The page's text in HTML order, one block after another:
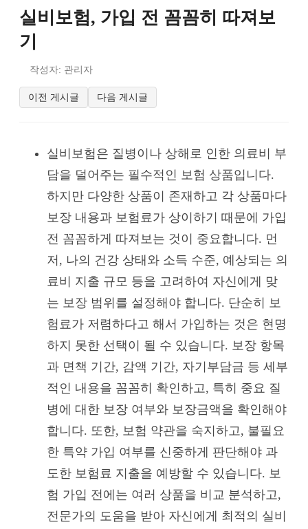
실비보험, 가입 전 꼼꼼히 따져보
기
작성자: 관리자
이전 게시글 다음 게시글
실비보험은 질병이나 상해로 인한 의료비 부
담을 덜어주는 필수적인 보험 상품입니다.
하지만 다양한 상품이 존재하고 각 상품마다
보장 내용과 보험료가 상이하기 때문에 가입
전 꼼꼼하게 따져보는 것이 중요합니다. 먼
저, 나의 건강 상태와 소득 수준, 예상되는 의
료비 지출 규모 등을 고려하여 자신에게 맞
는 보장 범위를 설정해야 합니다. 단순히 보
험료가 저렴하다고 해서 가입하는 것은 현명
하지 못한 선택이 될 수 있습니다. 보장 항목
과 면책 기간, 감액 기간, 자기부담금 등 세부
적인 내용을 꼼꼼히 확인하고, 특히 중요 질
병에 대한 보장 여부와 보장금액을 확인해야
합니다. 또한, 보험 약관을 숙지하고, 불필요
한 특약 가입 여부를 신중하게 판단해야 과
도한 보험료 지출을 예방할 수 있습니다. 보
험 가입 전에는 여러 상품을 비교 분석하고,
전문가의 도움을 받아 자신에게 최적의 실비